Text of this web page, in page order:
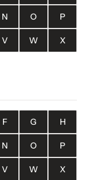
N O P
V W X
F G H
N O P
V W X